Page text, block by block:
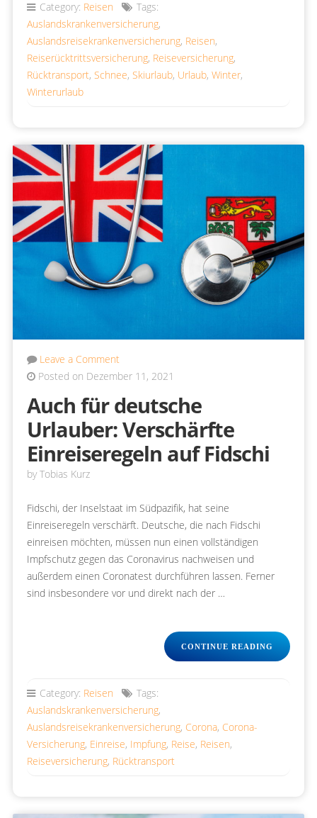
Category: Reisen
Tags:
Auslandskrankenversicherung,
Auslandsreisekrankenversicherung, Reisen,
Reiserücktrittsversicherung, Reiseversicherung,
Rücktransport, Schnee, Skiurlaub, Urlaub, Winter,
Winterurlaub
Leave a Comment
Posted on Dezember 11, 2021
Auch für deutsche
Urlauber: Verschärfte
Einreiseregeln auf Fidschi
byTobias Kurz
Fidschi, der Inselstaat im Südpazifik, hat seine
Einreiseregeln verschärft. Deutsche, die nach Fidschi
einreisen möchten, müssen nun einen vollständigen
Impfschutz gegen das Coronavirus nachweisen und
außerdem einen Coronatest durchführen lassen. Ferner
sind insbesondere vor und direkt nach der …
CONTINUE READING „AUCH
FÜR
Category: Reisen
Tags:
Auslandskrankenversicherung,
Auslandsreisekrankenversicherung, Corona, Corona-
Versicherung, Einreise, Impfung, Reise, Reisen,
Reiseversicherung, Rücktransport